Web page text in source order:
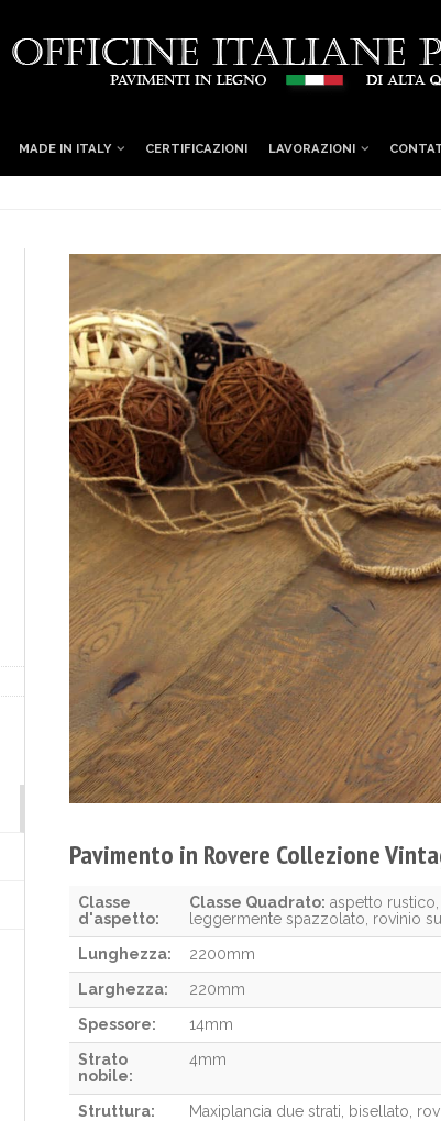
MADE IN ITALY CERTIFICAZIONI LAVORAZIONI
Pavimento in Rovere Collezione
Classe
d'aspetto:
Classe Quadrato: aspetto
leggermente spazzolato, rovinio
Lunghezza:
2200mm
Larghezza:
220mm
Spessore:
14mm
Strato
nobile:
4mm
Struttura:
Maxiplancia due strati, bisellato,